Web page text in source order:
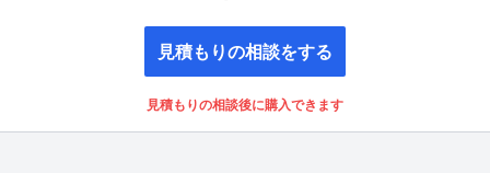
見積もりの相談をする
見積もりの相談後に購入できます